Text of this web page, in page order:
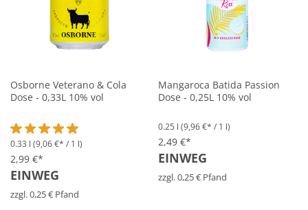
Osborne Veterano & Cola
Dose - 0,33L 10% vol
Durchschnittliche Bewertung von 5 von 5 Sternen
0.33 l (9,06 €* / 1 l)
2,99 €*
EINWEG
zzgl. 0,25 € Pfand
Mangaroca Batida Passion
Dose - 0,25L 10% vol
0.25 l (9,96 €* / 1 l)
2,49 €*
EINWEG
zzgl. 0,25 € Pfand